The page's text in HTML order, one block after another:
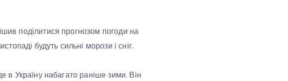
поділитися прогнозом погоди на
будуть сильні морози і сніг.
в Україну набагато раніше зими. Він